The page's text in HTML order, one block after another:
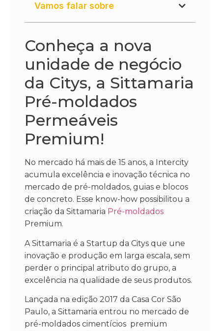
Vamos falar sobre
Conheça a nova
unidade de negócio
da Citys, a Sittamaria
Pré-moldados
Permeáveis
Premium!
No mercado há mais de 15 anos, a Intercity
acumula excelência e inovação técnica no
mercado de pré-moldados, guias e blocos
de concreto. Esse know-how possibilitou a
criação da Sittamaria Pré-moldados
Premium.
A Sittamaria é a Startup da Citys que une
inovação e produção em larga escala, sem
perder o principal atributo do grupo, a
excelência na qualidade de seus produtos.
Lançada na edição 2017 da Casa Cor São
Paulo, a Sittamaria entrou no mercado de
pré-moldados cimentícios premium